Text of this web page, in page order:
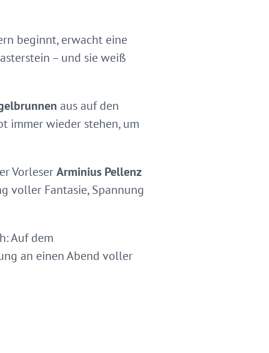
beginnt, erwacht eine
– und sie weiß
aus auf den
immer wieder stehen, um
VorleserArminius Pellenz
voller Fantasie, Spannung
Auf dem
an einen Abend voller